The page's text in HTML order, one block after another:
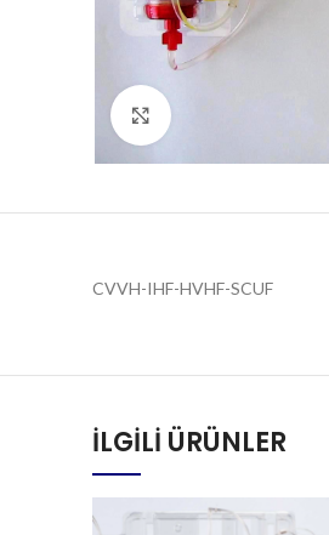
CVVH-IHF-HVHF-SCUF
İLGILI ÜRÜNLER